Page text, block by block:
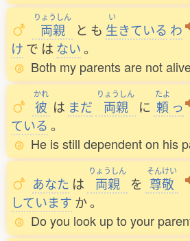
りょうしん
両親 と も
い
生きている わ
け で は ない。
Both my parents are not
かれ
彼 は まだ
りょうしん
両親 に
たよ
頼 っ
ている 。
He is still dependent on his
あなた は
りょうしん
両親 を
そんけい
尊敬
しています か。
Do you look up to your